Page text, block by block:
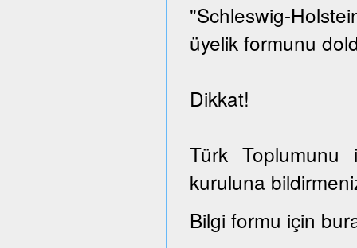
"Schleswig-
üyelik formunu
Dikkat!
Türk
kuruluna
Bilgi formu için